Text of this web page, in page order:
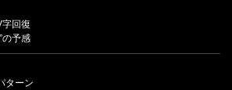
回復
の予感
ターン